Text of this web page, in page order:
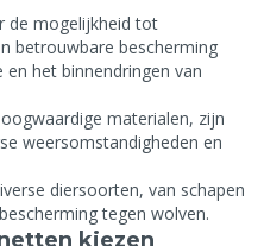
de mogelijkheid tot
betrouwbare bescherming
het binnendringen van
materialen, zijn
weersomstandigheden en
diersoorten, van schapen
tegen wolven.
kiezen